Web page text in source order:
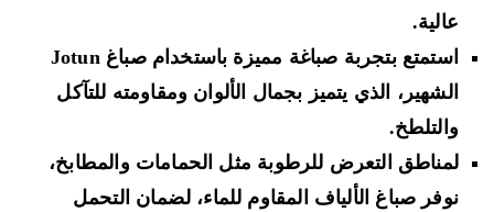
عالية.
استمتع بتجربة صباغة مميزة باستخدام صباغ Jotun
الشهير، الذي يتميز بجمال الألوان ومقاومته للتآكل
والتلطخ.
لمناطق التعرض للرطوبة مثل الحمامات والمطابخ،
نوفر صباغ الألياف المقاوم للماء، لضمان التحمل